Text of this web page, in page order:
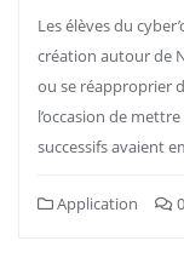
Les élèves du
création autour de
ou se réapproprier
l’occasion de
successifs avaient
Application 0